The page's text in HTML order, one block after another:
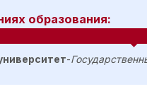
образования:
-